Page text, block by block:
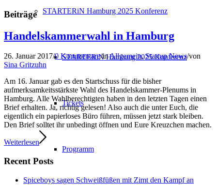
STARTERiN Hamburg 2025 Konferenz
STARTERiN Hamburg 2025 Konferenz
Tickets
Programm
Beiträge
Handelskammerwahl in Hamburg
26. Januar 2017/0 Kommentare/inAllgemein,Startup News/von
Sina Gritzuhn
Am 16. Januar gab es den Startschuss für die bisher
aufmerksamkeitsstärkste Wahl des Handelskammer-Plenums in
Hamburg. Alle Wahlberechtigten haben in den letzten Tagen einen
Brief erhalten. Ja, richtig gelesen! Also auch die unter Euch, die
eigentlich ein papierloses Büro führen, müssen jetzt stark bleiben.
Den Brief solltet ihr unbedingt öffnen und Eure Kreuzchen machen.
Weiterlesen
Recent Posts
Spiceboys sagen Schweißfüßen mit Zimt den Kampf an